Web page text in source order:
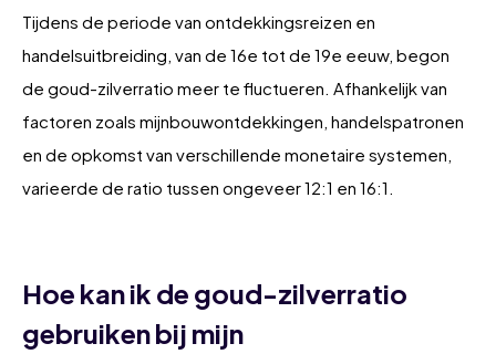
Tijdens de periode van ontdekkingsreizen en
handelsuitbreiding, van de 16e tot de 19e eeuw, begon
de goud-zilverratio meer te fluctueren. Afhankelijk van
factoren zoals mijnbouwontdekkingen, handelspatronen
en de opkomst van verschillende monetaire systemen,
varieerde de ratio tussen ongeveer 12:1 en 16:1.
Hoe kan ik de goud-zilverratio
gebruiken bij mijn